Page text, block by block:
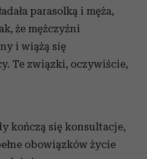
parasolką i męża,
że mężczyźni
i wiążą się
Te związki, oczywiście,
kończą się konsultacje,
obowiązków życie